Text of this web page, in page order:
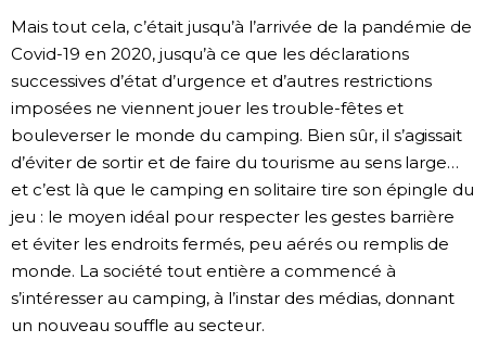
Mais tout cela, c’était jusqu’à l’arrivée de la pandémie de
Covid-19 en 2020, jusqu’à ce que les déclarations
successives d’état d’urgence et d’autres restrictions
imposées ne viennent jouer les trouble-fêtes et
bouleverser le monde du camping. Bien sûr, il s’agissait
d’éviter de sortir et de faire du tourisme au sens large…
et c’est là que le camping en solitaire tire son épingle du
jeu : le moyen idéal pour respecter les gestes barrière
et éviter les endroits fermés, peu aérés ou remplis de
monde. La société tout entière a commencé à
s’intéresser au camping, à l’instar des médias, donnant
un nouveau souffle au secteur.